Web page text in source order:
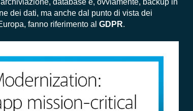
dei dati, ma anche dal punto di vista dei
fanno riferimento alGDPR.